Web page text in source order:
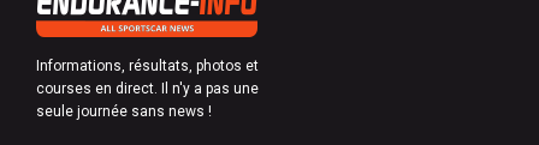
Informations, résultats, photos et
courses en direct. Il n'y a pas une
seule journée sans news !